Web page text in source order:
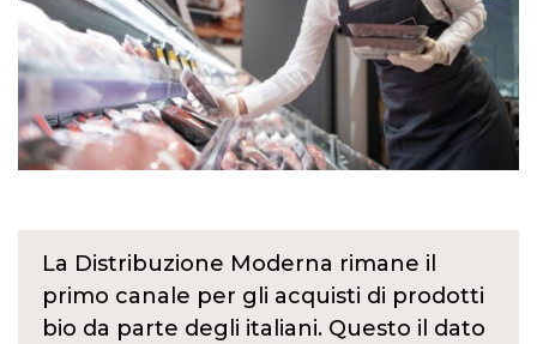
La Distribuzione Moderna rimane il
primo canale per gli acquisti di prodotti
bio da parte degli italiani. Questo il dato